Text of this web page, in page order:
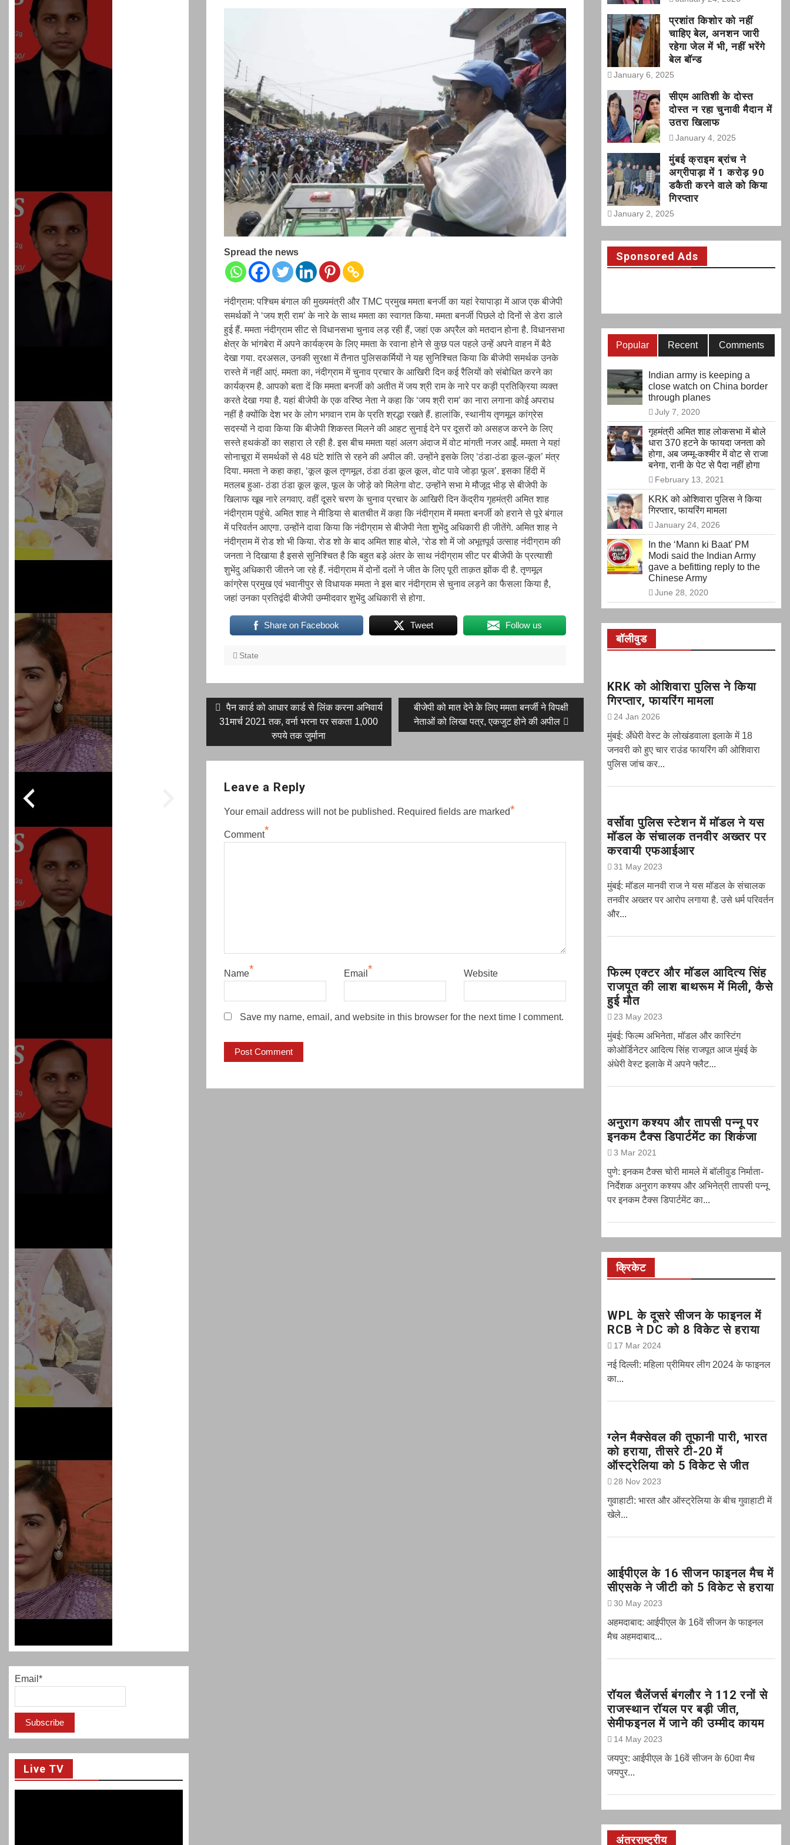
Spread the news
नंदीग्राम: पश्चिम बंगाल की मुख्यमंत्री और TMC प्रमुख ममता बनर्जी का यहां रेयापाड़ा में आज एक बीजेपी
समर्थकों ने ‘जय श्री राम’ के नारे के साथ ममता का स्वागत किया. ममता बनर्जी पिछले दो दिनों से डेरा डाले
हुई हैं. ममता नंदीग्राम सीट से विधानसभा चुनाव लड़ रही हैं, जहां एक अप्रैल को मतदान होना है. विधानसभा
क्षेत्र के भांगबेरा में अपने कार्यक्रम के लिए ममता के रवाना होने से कुछ पल पहले उन्हें अपने वाहन में बैठे
देखा गया. दरअसल, उनकी सुरक्षा में तैनात पुलिसकर्मियों ने यह सुनिश्चित किया कि बीजेपी समर्थक उनके
रास्ते में नहीं आएं. ममता का, नंदीग्राम में चुनाव प्रचार के आखिरी दिन कई रैलियों को संबोधित करने का
कार्यक्रम है. आपको बता दें कि ममता बनर्जी को अतीत में जय श्री राम के नारे पर कड़ी प्रतिक्रिया व्यक्त
करते देखा गया है. यहां बीजेपी के एक वरिष्ठ नेता ने कहा कि ‘जय श्री राम’ का नारा लगाना कोई अपराध
नहीं है क्योंकि देश भर के लोग भगवान राम के प्रति श्रद्धा रखते हैं. हालांकि, स्थानीय तृणमूल कांग्रेस
सदस्यों ने दावा किया कि बीजेपी शिकस्त मिलने की आहट सुनाई देने पर दूसरों को असहज करने के लिए
सस्ते हथकंडों का सहारा ले रही है. इस बीच ममता यहां अलग अंदाज में वोट मांगती नजर आईं. ममता ने यहां
सोनाचूरा में समर्थकों से 48 घंटे शांति से रहने की अपील की. उन्होंने इसके लिए ‘ठंडा-ठंडा कूल-कूल’ मंत्र
दिया. ममता ने कहा कहा, ‘कूल कूल तृणमूल, ठंडा ठंडा कूल कूल, वोट पावे जोड़ा फूल’. इसका हिंदी में
मतलब हुआ- ठंडा ठंडा कूल कूल, फूल के जोड़े को मिलेगा वोट. उन्होंने सभा मे मौजूद भीड़ से बीजेपी के
खिलाफ खूब नारे लगवाए. वहीं दूसरे चरण के चुनाव प्रचार के आखिरी दिन केंद्रीय गृहमंत्री अमित शाह
नंदीग्राम पहुंचे. अमित शाह ने मीडिया से बातचीत में कहा कि नंदीग्राम में ममता बनर्जी को हराने से पूरे बंगाल
में परिवर्तन आएगा. उन्होंने दावा किया कि नंदीग्राम से बीजेपी नेता शुभेंदु अधिकारी ही जीतेंगे. अमित शाह ने
नंदीग्राम में रोड शो भी किया. रोड शो के बाद अमित शाह बोले, ‘रोड शो में जो अभूतपूर्व उत्साह नंदीग्राम की
जनता ने दिखाया है इससे सुनिश्चित है कि बहुत बड़े अंतर के साथ नंदीग्राम सीट पर बीजेपी के प्रत्याशी
शुभेंदु अधिकारी जीतने जा रहे हैं. नंदीग्राम में दोनों दलों ने जीत के लिए पूरी ताक़त झोंक दी है. तृणमूल
कांग्रेस प्रमुख एवं भवानीपुर से विधायक ममता ने इस बार नंदीग्राम से चुनाव लड़ने का फैसला किया है,
जहां उनका प्रतिद्वंदी बीजेपी उम्मीदवार शुभेंदु अधिकारी से होगा.
Share on Facebook Tweet Follow us
State
Post
navigation
Previous
post:
पैन कार्ड को आधार कार्ड से लिंक करना अनिवार्य
31मार्च 2021 तक, वर्ना भरना पर सकता 1,000
रुपये तक जुर्माना
Next
post:
बीजेपी को मात देने के लिए ममता बनर्जी ने विपक्षी
नेताओं को लिखा पत्र, एकजुट होने की अपील
Leave a Reply
Your email address will not be published. Required fields are marked*
Comment*
Name* Email * Website
Save my name, email, and website in this browser for the next time I comment.
प्रशांत किशोर को नहीं
चाहिए बेल, अनशन जारी
रहेगा जेल में भी, नहीं भरेंगे
बेल बॉन्ड
January 6, 2025
सीएम आतिशी के दोस्त
दोस्त न रहा चुनावी मैदान में
उतरा खिलाफ
January 4, 2025
मुंबई क्राइम ब्रांच ने
अग्रीपाड़ा में 1 करोड़ 90
डकैती करने वाले को किया
गिरप्तार
January 2, 2025
Sponsored Ads
Popular Recent Comments
Indian army is keeping a
close watch on China border
through planes
July 7, 2020
गृहमंत्री अमित शाह लोकसभा में बोले
धारा 370 हटने के फायदा जनता को
होगा, अब जम्मू-कश्मीर में वोट से राजा
बनेगा, रानी के पेट से पैदा नहीं होगा
February 13, 2021
KRK को ओशिवारा पुलिस ने किया
गिरप्तार, फायरिंग मामला
January 24, 2026
In the ‘Mann ki Baat’ PM
Modi said the Indian Army
gave a befitting reply to the
Chinese Army
June 28, 2020
बॉलीवुड
KRK को ओशिवारा पुलिस ने किया
गिरप्तार, फायरिंग मामला
24 Jan 2026
मुंबई: अँधेरी वेस्ट के लोखंडवाला इलाके में 18
जनवरी को हुए चार राउंड फायरिंग की ओशिवारा
पुलिस जांच कर...
वर्सोवा पुलिस स्टेशन में मॉडल ने यस
मॉडल के संचालक तनवीर अख्तर पर
करवायी एफआईआर
31 May 2023
मुंबई: मॉडल मानवी राज ने यस मॉडल के संचालक
तनवीर अख्तर पर आरोप लगाया है. उसे धर्म परिवर्तन
और...
फिल्म एक्टर और मॉडल आदित्य सिंह
राजपूत की लाश बाथरूम में मिली, कैसे
हुई मौत
23 May 2023
मुंबई: फिल्म अभिनेता, मॉडल और कास्टिंग
कोओर्डिनेटर आदित्य सिंह राजपूत आज मुंबई के
अंधेरी वेस्ट इलाके में अपने फ्लैट...
अनुराग कश्यप और तापसी पन्नू पर
इनकम टैक्स डिपार्टमेंट का शिकंजा
3 Mar 2021
पुणे: इनकम टैक्स चोरी मामले में बॉलीवुड निर्माता-
निर्देशक अनुराग कश्यप और अभिनेत्री तापसी पन्नू
पर इनकम टैक्स डिपार्टमेंट का...
क्रिकेट
WPL के दूसरे सीजन के फाइनल में
RCB ने DC को 8 विकेट से हराया
17 Mar 2024
नई दिल्ली: महिला प्रीमियर लीग 2024 के फाइनल
का...
ग्‍लेन मैक्‍सेवल की तूफानी पारी, भारत
को हराया, तीसरे टी-20 में
ऑस्ट्रेलिया को 5 विकेट से जीत
28 Nov 2023
गुवाहाटी: भारत और ऑस्‍ट्रेलिया के बीच गुवाहाटी में
खेले...
आईपीएल के 16 सीजन फाइनल मैच में
सीएसके ने जीटी को 5 विकेट से हराया
30 May 2023
अहमदाबाद: आईपीएल के 16वें सीजन के फाइनल
मैच अहमदाबाद...
रॉयल चैलेंजर्स बंगलौर ने 112 रनों से
राजस्थान रॉयल पर बड़ी जीत,
सेमीफइनल में जाने की उम्मीद कायम
14 May 2023
जयपुर: आईपीएल के 16वें सीजन के 60वा मैच
जयपुर...
अंतरराष्ट्रीय
Email*
Live TV